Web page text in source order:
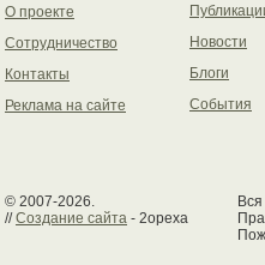
О проекте
Сотрудничество
Контакты
Реклама на сайте
Новости
Блоги
События
© 2007-2026.
//Создание сайта - 2opexa